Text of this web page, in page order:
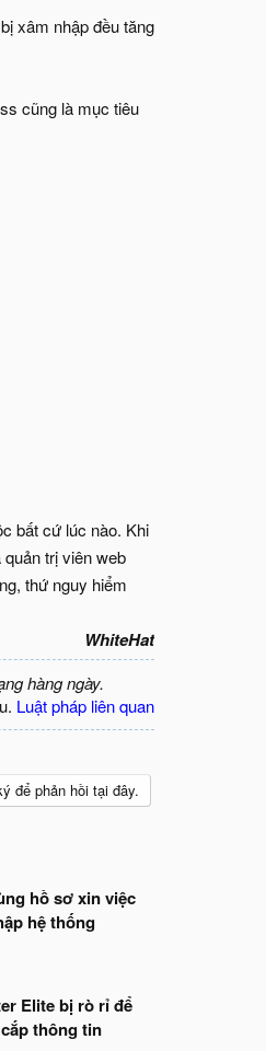
xâm nhập đều tăng
cũng là mục tiêu
bất cứ lúc nào. Khi
trị viên web
thứ nguy hiểm
WhiteHat
hàng ngày.
Luật pháp liên quan
để phản hồi tại đây.
hồ sơ xin việc
hệ thống
Elite bị rò rỉ để
thông tin